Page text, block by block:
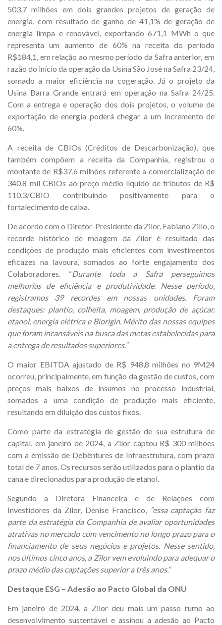
503,7 milhões em dois grandes projetos de geração de
energia, com resultado de ganho de 41,1% de geração de
energia limpa e renovável, exportando 671,1 MWh o que
representa um aumento de 60% na receita do período
R$184,1, em relação ao mesmo período da Safra anterior, em
razão do início da operação da Usina São José na Safra 23/24,
somado a maior eficiência na cogeração. Já o projeto da
Usina Barra Grande entrará em operação na Safra 24/25.
Com a entrega e operação dos dois projetos, o volume de
exportação de energia poderá chegar a um incremento de
60%.
A receita de CBIOs (Créditos de Descarbonização), que
também compõem a receita da Companhia, registrou o
montante de R$37,6 milhões referente a comercialização de
340,8 mil CBIOs ao preço médio líquido de tributos de R$
110,3/CBIO contribuindo positivamente para o
fortalecimento de caixa.
De acordo com o Diretor-Presidente da Zilor, Fabiano Zillo, o
recorde histórico de moagem da Zilor é resultado das
condições de produção mais eficientes com investimentos
eficazes na lavoura, somados ao forte engajamento dos
Colaboradores. “Durante toda a Safra perseguimos
melhorias de eficiência e produtividade. Nesse período,
registramos 39 recordes em nossas unidades. Foram
destaques: plantio, colheita, moagem, produção de açúcar,
etanol, energia elétrica e Biorigin. Mérito das nossas equipes
que foram incansáveis na busca das metas estabelecidas para
a entrega de resultados superiores.”
O maior EBITDA ajustado de R$ 948,8 milhões no 9M24
ocorreu, principalmente, em função da gestão de custos, com
preços mais baixos de insumos no processo industrial,
somados a uma condição de produção mais eficiente,
resultando em diluição dos custos fixos.
Como parte da estratégia de gestão de sua estrutura de
capital, em janeiro de 2024, a Zilor captou R$ 300 milhões
com a emissão de Debêntures de Infraestrutura, com prazo
total de 7 anos. Os recursos serão utilizados para o plantio da
cana e direcionados para produção de etanol.
Segundo a Diretora Financeira e de Relações com
Investidores da Zilor, Denise Francisco,
“essa captação faz
parte da estratégia da Companhia de avaliar oportunidades
atrativas no mercado com vencimento no longo prazo para o
financiamento de seus negócios e projetos. Nesse sentido,
nos últimos cinco anos, a Zilor vem evoluindo para adequar o
prazo médio das captações superior a três anos.”
Destaque ESG – Adesão ao Pacto Global da ONU
Em janeiro de 2024, a Zilor deu mais um passo rumo ao
desenvolvimento sustentável e assinou a adesão ao Pacto